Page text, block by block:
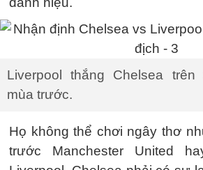
Liverpool thắng Chelsea trên
mùa trước.
Họ không thể chơi ngây thơ
trước Manchester United